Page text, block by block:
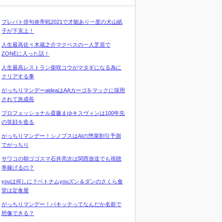
プレバト俳句炎帝戦2021で才能あり一度の犬山紙
子が下克上！
人生最高佐々木蔵之介マクベスの一人芝居で
ZONEに入った話！
人生最高レストラン柴咲コウがマタギになる為に
クリアする事
がっちりマンデーaideaはAAカーゴをマックに採用
されて急成長
プロフェッショナル斎藤まゆキスヴィンは100年先
の笑顔を造る
がっちりマンデー！シノプスはAIの惣菜割引予測
でがっちり
サワコの朝ゴゴスマ石井亮次は関西放送でも視聴
率稼げるの？
youは何しに？ベトナムyouズン＆ダンのさくら食
堂は定食屋
がっちりマンデー！パキッテってなんだか名前で
想像できる？